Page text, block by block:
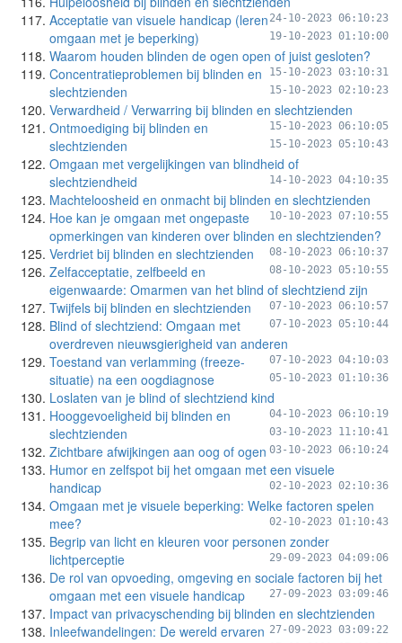
24-10-2023 06:10:23
Acceptatie van visuele handicap (leren
omgaan met je beperking)
19-10-2023 01:10:00
Waarom houden blinden de ogen open of juist gesloten?
15-10-2023 03:10:31
Concentratieproblemen bij blinden en
slechtzienden
15-10-2023 02:10:23
Verwardheid / Verwarring bij blinden en slechtzienden
15-10-2023 06:10:05
Ontmoediging bij blinden en
slechtzienden
15-10-2023 05:10:43
Omgaan met vergelijkingen van blindheid of
slechtziendheid
14-10-2023 04:10:35
Machteloosheid en onmacht bij blinden en slechtzienden
10-10-2023 07:10:55
Hoe kan je omgaan met ongepaste
opmerkingen van kinderen over blinden en slechtzienden?
08-10-2023 06:10:37
Verdriet bij blinden en slechtzienden
08-10-2023 05:10:55
Zelfacceptatie, zelfbeeld en
eigenwaarde: Omarmen van het blind of slechtziend zijn
07-10-2023 06:10:57
Twijfels bij blinden en slechtzienden
07-10-2023 05:10:44
Blind of slechtziend: Omgaan met
overdreven nieuwsgierigheid van anderen
07-10-2023 04:10:03
Toestand van verlamming (freeze-
situatie) na een oogdiagnose
05-10-2023 01:10:36
Loslaten van je blind of slechtziend kind
04-10-2023 06:10:19
Hooggevoeligheid bij blinden en
slechtzienden
03-10-2023 11:10:41
Zichtbare afwijkingen aan oog of ogen 03-10-2023 06:10:24
Humor en zelfspot bij het omgaan met een visuele
handicap
02-10-2023 02:10:36
Omgaan met je visuele beperking: Welke factoren spelen
mee?
02-10-2023 01:10:43
Begrip van licht en kleuren voor personen zonder
lichtperceptie
29-09-2023 04:09:06
De rol van opvoeding, omgeving en sociale factoren bij het
omgaan met een visuele handicap
27-09-2023 03:09:46
Impact van privacyschending bij blinden en slechtzienden
27-09-2023 03:09:22
Inleefwandelingen: De wereld ervaren